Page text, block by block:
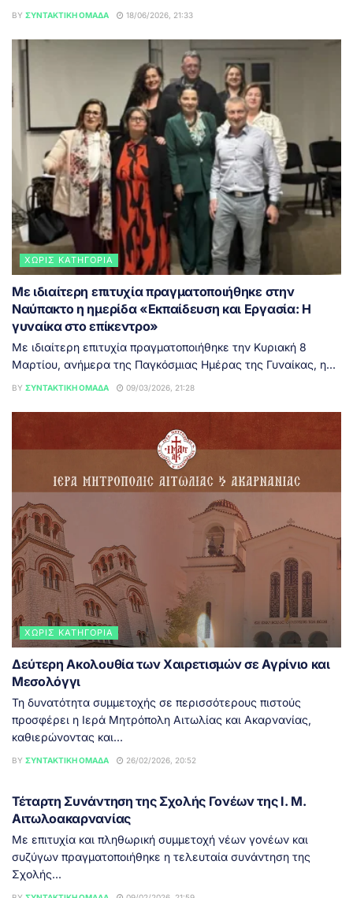
BY ΣΥΝΤΑΚΤΙΚΉ ΟΜΆΔΑ 18/06/2026, 21:33
ΧΩΡΊΣ ΚΑΤΗΓΟΡΊΑ
Με ιδιαίτερη επιτυχία πραγματοποιήθηκε στην
Ναύπακτο η ημερίδα «Εκπαίδευση και Εργασία: Η
γυναίκα στο επίκεντρο»
Με ιδιαίτερη επιτυχία πραγματοποιήθηκε την Κυριακή 8
Μαρτίου, ανήμερα της Παγκόσμιας Ημέρας της Γυναίκας, η...
BY ΣΥΝΤΑΚΤΙΚΉ ΟΜΆΔΑ 09/03/2026, 21:28
ΧΩΡΊΣ ΚΑΤΗΓΟΡΊΑ
Δεύτερη Ακολουθία των Χαιρετισμών σε Αγρίνιο και
Μεσολόγγι
Τη δυνατότητα συμμετοχής σε περισσότερους πιστούς
προσφέρει η Ιερά Μητρόπολη Αιτωλίας και Ακαρνανίας,
καθιερώνοντας και...
BY ΣΥΝΤΑΚΤΙΚΉ ΟΜΆΔΑ 26/02/2026, 20:52
Τέταρτη Συνάντηση της Σχολής Γονέων της Ι. Μ.
Αιτωλοακαρνανίας
Με επιτυχία και πληθωρική συμμετοχή νέων γονέων και
συζύγων πραγματοποιήθηκε η τελευταία συνάντηση της
Σχολής...